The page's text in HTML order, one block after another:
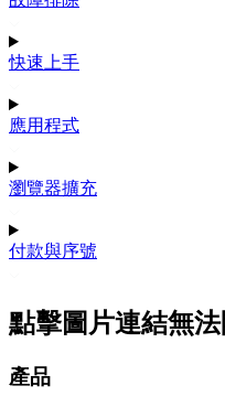
快速上手
應用程式
瀏覽器擴充
付款與序號
點擊圖片連結無
產品